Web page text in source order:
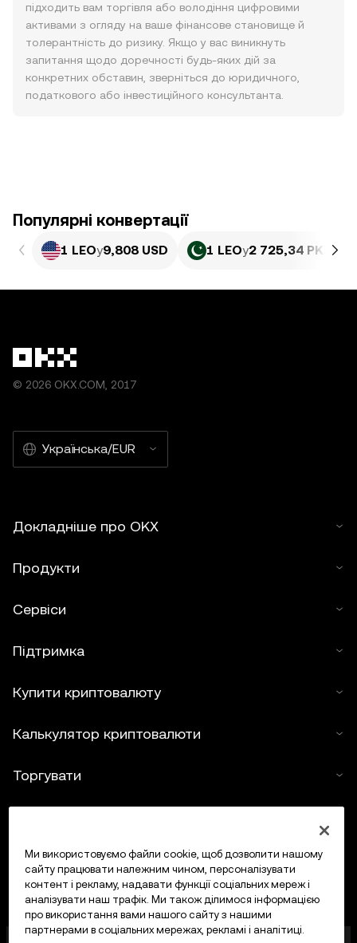
підходить вам торгівля або володіння цифровими
активами з огляду на ваше фінансове становище й
толерантність до ризику. Якщо у вас виникнуть
запитання щодо доречності будь-яких дій за
конкретних обставин, зверніться до юридичного,
податкового або інвестиційного консультанта.
Популярні конвертації
1 LEOу9,808 USD 1 LEOу2 725,34 PKR
© 2026 OKX.COM, 2017
Українська/EUR
Докладніше про OKX
Продукти
Сервіси
Підтримка
Купити криптовалюту
Калькулятор криптовалюти
Торгувати
Ми використовуємо файли cookie, щоб дозволити нашому
сайту працювати належним чином, персоналізувати
контент і рекламу, надавати функції соціальних мереж і
аналізувати наш трафік. Ми також ділимося інформацією
про використання вами нашого сайту з нашими
партнерами в соціальних мережах, рекламі і аналітиці.